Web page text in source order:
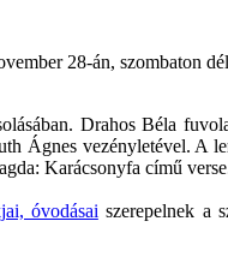
28-án, szombaton
Drahos Béla
Ágnes vezényletével. A
Karácsonyfa című
óvodásai szerepelnek a